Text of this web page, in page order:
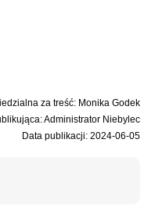
za treść: Monika Godek
Administrator Niebylec
Data publikacji: 2024-06-05